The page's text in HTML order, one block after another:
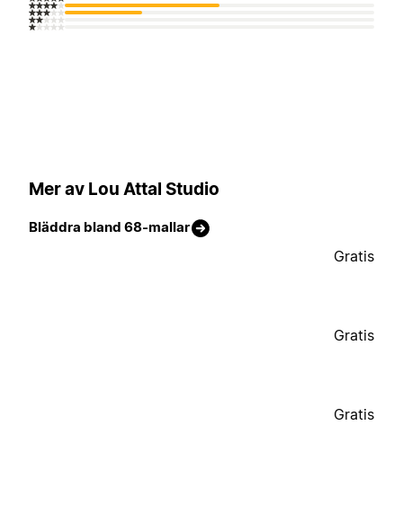
Mer av Lou Attal Studio
Bläddra bland 68-mallar
Gratis
Gratis
Gratis